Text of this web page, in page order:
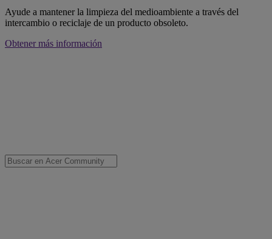
Ayude a mantener la limpieza del medioambiente a través del
intercambio o reciclaje de un producto obsoleto.
Obtener más información